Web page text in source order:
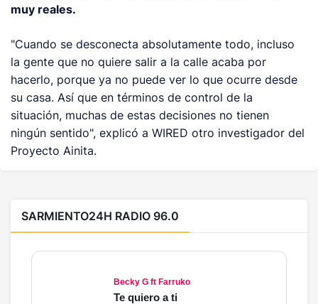
muy reales.
"Cuando se desconecta absolutamente todo, incluso
la gente que no quiere salir a la calle acaba por
hacerlo, porque ya no puede ver lo que ocurre desde
su casa. Así que en términos de control de la
situación, muchas de estas decisiones no tienen
ningún sentido", explicó a WIRED otro investigador del
Proyecto Ainita.
SARMIENTO24H RADIO 96.0
Becky G ft Farruko
Te quiero a ti